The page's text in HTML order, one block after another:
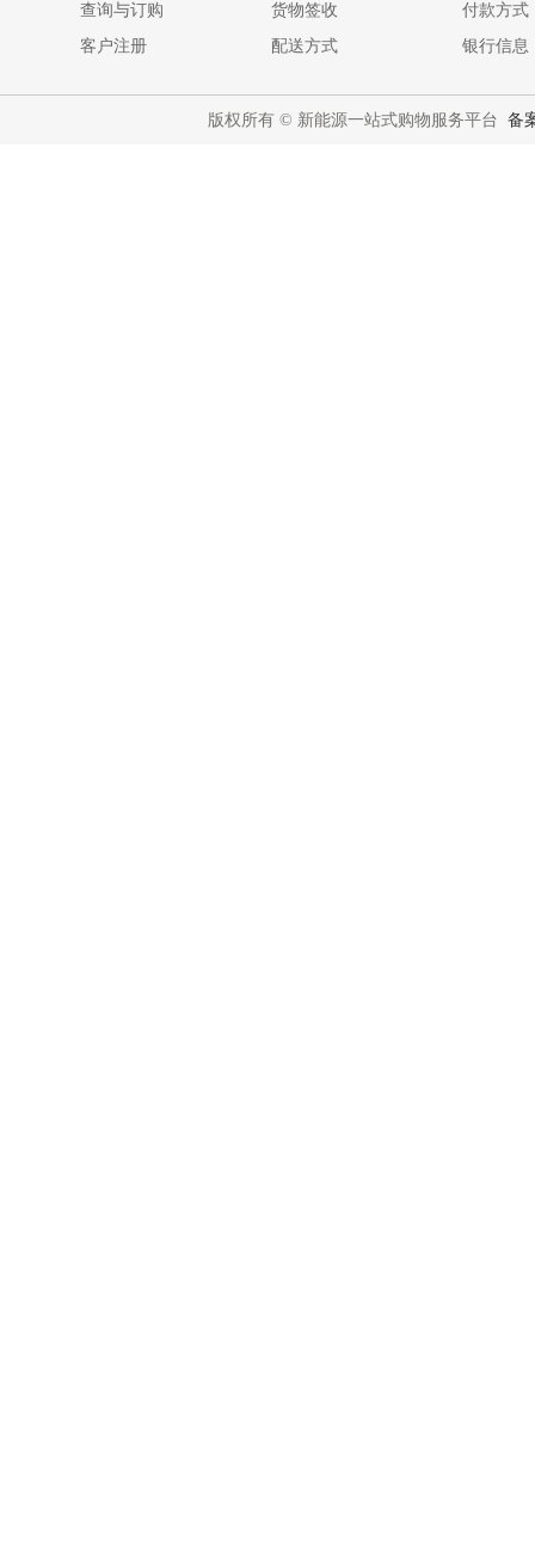
查询与订购
客户注册
货物签收
配送方式
付款方式
银行信息
版权所有 © 新能源一站式购物服务平台 备